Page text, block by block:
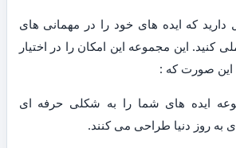
دارید که ایده های خود را در مهمانی های
کنید. این مجموعه این امکان را در اختیار
این صورت که :
ایده های شما را به شکلی حرفه ای
به روز دنیا طراحی می کنند.